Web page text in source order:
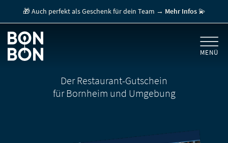
/ MITARBEITERGESCHENK
🎁 Auch perfekt als Geschenk für dein Team → Mehr Infos💫
MENÜ
Der Restaurant-Gutschein
für Bornheim und Umgebung